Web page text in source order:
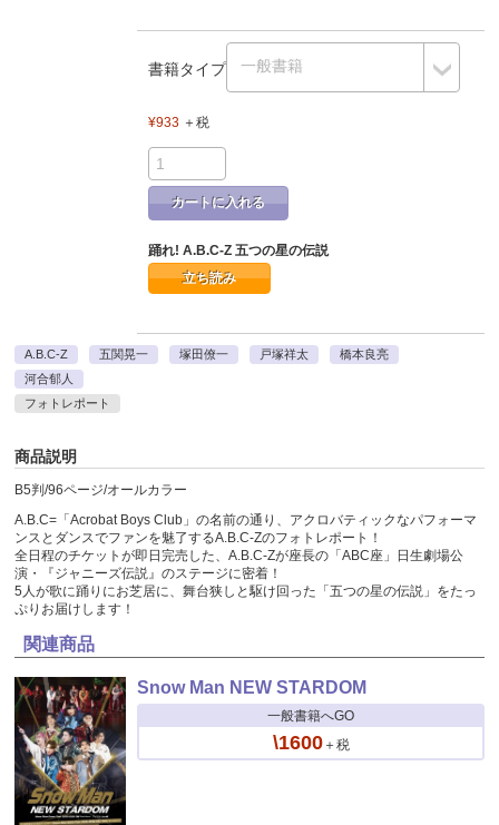
書籍タイプ
¥933 ＋税
カートに入れる
踊れ! A.B.C-Z 五つの星の伝説
立ち読み
A.B.C-Z 五関晃一 塚田僚一 戸塚祥太
橋本良亮
河合郁人
フォトレポート
商品説明
B5判/96ページ/オールカラー
A.B.C=「Acrobat Boys Club」の名前の通り、アクロバティックなパフォーマ
ンスとダンスでファンを魅了するA.B.C-Zのフォトレポート！
全日程のチケットが即日完売した、A.B.C-Zが座長の「ABC座」日生劇場公
演・『ジャニーズ伝説』のステージに密着！
5人が歌に踊りにお芝居に、舞台狭しと駆け回った「五つの星の伝説」をたっ
ぷりお届けします！
関連商品
Snow Man NEW STARDOM
一般書籍へGO
\1600＋税